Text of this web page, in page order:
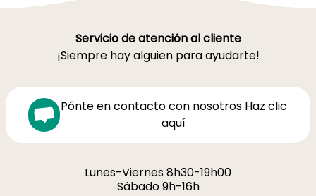
Servicio de atención al cliente
¡Siempre hay alguien para ayudarte!
Pónte en contacto con nosotros Haz clic
aquí
Lunes-Viernes 8h30-19h00
Sábado 9h-16h